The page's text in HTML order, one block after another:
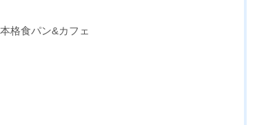
格食パン&カフェ